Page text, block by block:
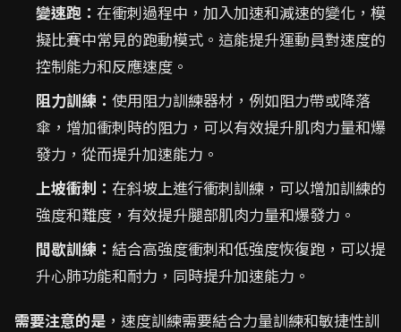
變速跑： 在衝刺過程中，加入加速和減速的變化，模
擬比賽中常見的跑動模式。這能提升運動員對速度的
控制能力和反應速度。
阻力訓練： 使用阻力訓練器材，例如阻力帶或降落
傘，增加衝刺時的阻力，可以有效提升肌肉力量和爆
發力，從而提升加速能力。
上坡衝刺： 在斜坡上進行衝刺訓練，可以增加訓練的
強度和難度，有效提升腿部肌肉力量和爆發力。
間歇訓練： 結合高強度衝刺和低強度恢復跑，可以提
升心肺功能和耐力，同時提升加速能力。
需要注意的是 ，速度訓練需要結合力量訓練和敏捷性訓